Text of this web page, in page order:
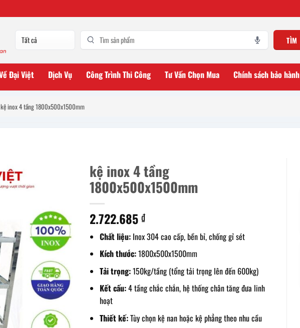
TÌM
Đại Việt Dịch Vụ Công Trình Thi Công Tư Vấn Chọn Mua Chính sách bảo hành
kệ inox 4 tầng 1800x500x1500mm
kệ inox 4 tầng
1800x500x1500mm
2.722.685 ₫
Chất liệu: Inox 304 cao cấp, bền bỉ, chống gỉ sét
Kích thước:1800x500x1500mm
Tải trọng:150kg/tầng (tổng tải trọng lên đến 600kg)
Kết cấu:4 tầng chắc chắn, hệ thống chân tăng đưa linh
hoạt
Thiết kế:Tùy chọn kệ nan hoặc kệ phẳng theo nhu cầu